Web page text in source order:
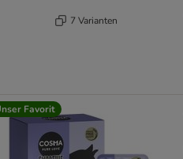
7 Varianten
Favorit